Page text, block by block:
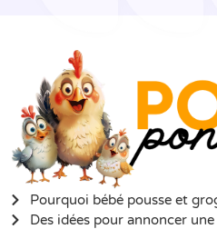
Pourquoi bébé pousse et
Des idées pour annoncer une